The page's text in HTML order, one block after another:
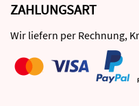
ZAHLUNGSART
Wir liefern per Rechnung,